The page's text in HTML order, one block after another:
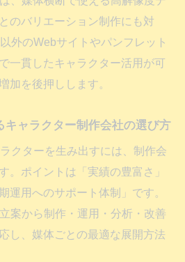
のバリエーション制作にも対
外のWebサイトやパンフレット
一貫したキャラクター活用が可
加を後押しします。
キャラクター制作会社の選び方
クターを生み出すには、制作会
。ポイントは「実績の豊富さ」
運用へのサポート体制」です。
案から制作・運用・分析・改善
し、媒体ごとの最適な展開方法